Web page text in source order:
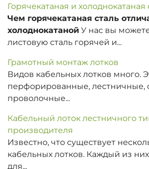
Горячекатаная и холоднокатаная
Чем горячекатаная сталь
холоднокатаной У нас вы
листовую сталь горячей и...
Грамотный монтаж лотков
Видов кабельных лотков много.
перфорированные,
проволочные...
Кабельный лоток лестничного
производителя
Известно, что существует
кабельных лотков. Каждый из
для...